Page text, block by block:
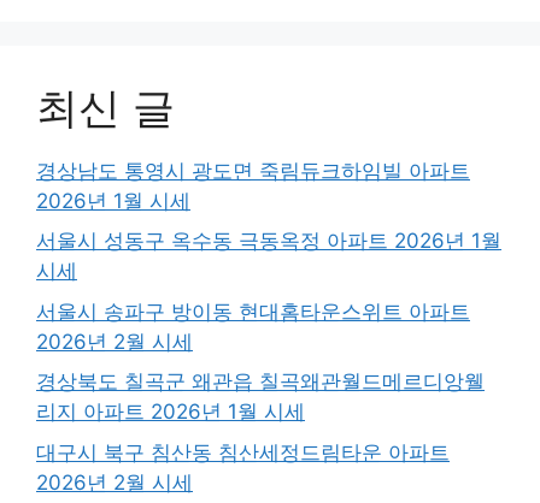
최신 글
경상남도 통영시 광도면 죽림듀크하임빌 아파트
2026년 1월 시세
서울시 성동구 옥수동 극동옥정 아파트 2026년 1월
시세
서울시 송파구 방이동 현대홈타운스위트 아파트
2026년 2월 시세
경상북도 칠곡군 왜관읍 칠곡왜관월드메르디앙웰
리지 아파트 2026년 1월 시세
대구시 북구 침산동 침산세정드림타운 아파트
2026년 2월 시세